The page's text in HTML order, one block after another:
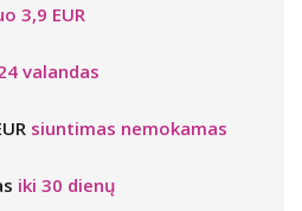
3,9 EUR
valandas
siuntimas nemokamas
iki 30 dienų